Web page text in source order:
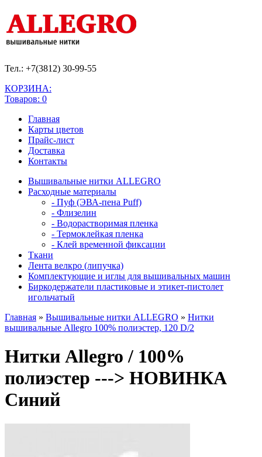
Тел.: +7(3812) 30-99-55
КОРЗИНА:
Товаров: 0
Главная
Карты цветов
Прайс-лист
Доставка
Контакты
Вышивальные нитки ALLEGRO
Расходные материалы
- Пуф (ЭВА-пена Puff)
- Флизелин
- Водорастворимая пленка
- Термоклейкая пленка
- Клей временной фиксации
Ткани
Лента велкро (липучка)
Комплектующие и иглы для вышивальных машин
Биркодержатели пластиковые и этикет-пистолет
игольчатый
Главная » Вышивальные нитки ALLEGRO » Нитки
вышивальные Allegro 100% полиэстер, 120 D/2
Нитки Allegro / 100%
полиэстер ---> НОВИНКА
Синий